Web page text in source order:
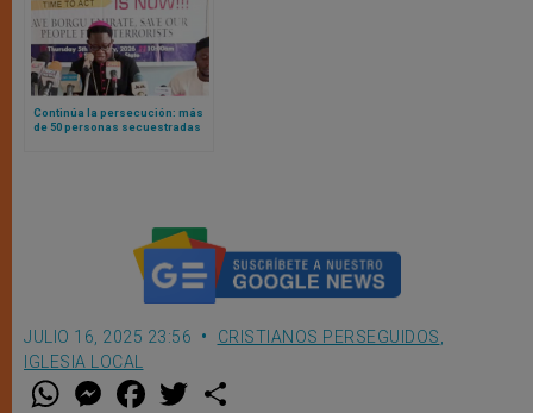
Continúa la persecución: más
de 50 personas secuestradas
JULIO 16, 2025 23:56 CRISTIANOS PERSEGUIDOS
IGLESIA LOCAL
W M
e
F
a w